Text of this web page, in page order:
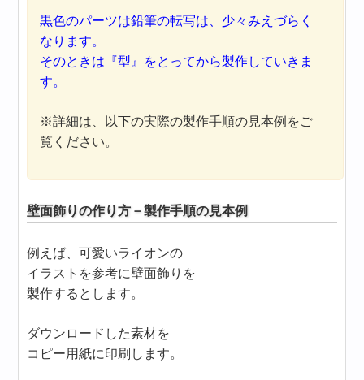
黒色のパーツは鉛筆の転写は、少々みえづらく
なります。
そのときは『型』をとってから製作していきま
す。
※詳細は、以下の実際の製作手順の見本例をご
覧ください。
壁面飾りの作り方－製作手順の見本例
例えば、可愛いライオンの
イラストを参考に壁面飾りを
製作するとします。
ダウンロードした素材を
コピー用紙に印刷します。